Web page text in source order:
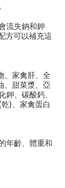
流失鈉和鉀
方可以補充這
、家禽肝、全
、甜菜漿、亞
鉀、碳酸鈣、
乾) 、家禽蛋白
年齡、體重和